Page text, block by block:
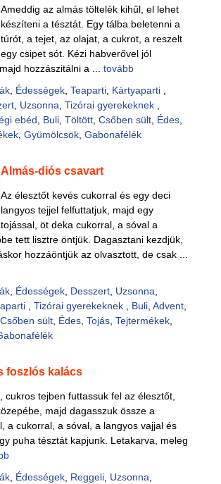
Ameddig az almás töltelék kihűl, el lehet
készíteni a tésztát. Egy tálba beletenni a
túrót, a tejet, az olajat, a cukrot, a reszelt
csipet sót. Kézi habverővel jól
hozzászitálni a ... tovább
, Édességek, Teaparti, Kártyaparti
, Uzsonna Tizórai gyerekeknek
ebéd Buli, Töltött, Csőben sült, Édes,
, Gyümölcsök, Gabonafélék
Almás-diós csavart
Az élesztőt kevés cukorral és egy deci
langyos tejjel felfuttatjuk, majd egy
tojással, öt deka cukorral, a sóval a
tett lisztre öntjük. Dagasztani kezdjük,
hozzáöntjük az olvasztott, de csak ...
, Édességek, Desszert, Uzsonna
Tizórai gyerekeknek Buli, Advent,
Csőben sült, Édes, Tojás, Tejtermékek,
foszlós kalács
cukros tejben futtassuk fel az élesztőt,
majd dagasszuk össze a
a cukorral, a sóval, a langyos vajjal és
puha tésztát kapjunk. Letakarva, meleg
, Édességek, Reggeli, Uzsonna